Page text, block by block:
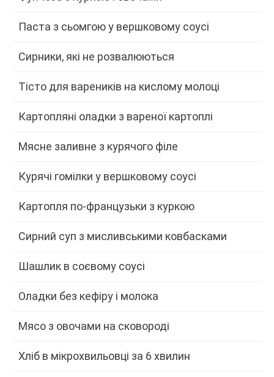
Паста з сьомгою у вершковому соусі
Сирники, які не розвалюються
Тісто для вареників на кислому молоці
Картопляні оладки з вареної картоплі
Мясне заливне з курячого філе
Курячі гомілки у вершковому соусі
Картопля по-французьки з куркою
Сирний суп з мисливськими ковбасками
Шашлик в соєвому соусі
Оладки без кефіру і молока
Мясо з овочами на сковороді
Хліб в мікрохвильовці за 6 хвилин